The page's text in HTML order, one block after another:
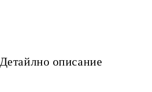
Детайлно описание